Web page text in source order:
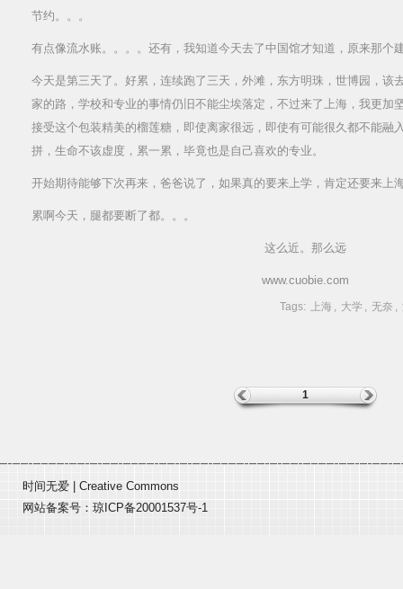
节约。。。
有点像流水账。。。。还有，我知道今天去了中国馆才知道，原来那个
今天是第三天了。好累，连续跑了三天，外滩，东方明珠，世博园，该
家的路，学校和专业的事情仍旧不能尘埃落定，不过来了上海，我更加
接受这个包装精美的榴莲糖，即使离家很远，即使有可能很久都不能融
拼，生命不该虚度，累一累，毕竟也是自己喜欢的专业。
开始期待能够下次再来，爸爸说了，如果真的要来上学，肯定还要来上
累啊今天，腿都要断了都。。。
这么近。那么远
www.cuobie.com
Tags: 上海 , 大学 , 无奈 ,
1
时间无爱
Creative Commons
网站备案号： 琼ICP备20001537号-1